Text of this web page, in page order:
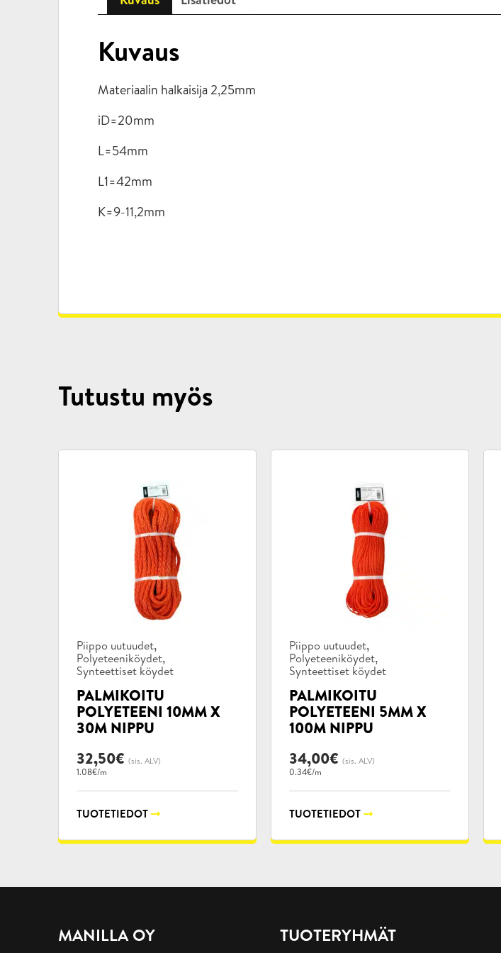
Kuvaus
Materiaalin halkaisija 2,25mm
iD=20mm
L=54mm
L1=42mm
K=9-11,2mm
Tutustu myös
Tuotekategoriat:
Piippo uutuudet,
Polyeteeniköydet,
Synteettiset köydet
PALMIKOITU
POLYETEENI 10MM X
30M NIPPU
32,50€ (sis. ALV)
1.08€/m
TUOTETIEDOT
Tuotekategoriat:
Piippo uutuudet,
Polyeteeniköydet,
Synteettiset köydet
PALMIKOITU
POLYETEENI 5MM X
100M NIPPU
34,00€ (sis. ALV)
0.34€/m
TUOTETIEDOT
MANILLA OY TUOTERYHMÄT